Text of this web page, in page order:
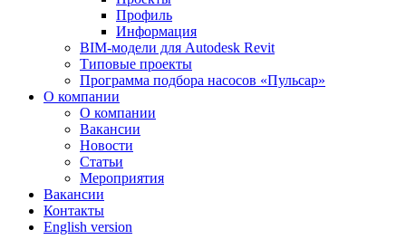
Профиль
Информация
BIM-модели для Autodesk Revit
Типовые проекты
Программа подбора насосов «Пульсар»
О компании
О компании
Вакансии
Новости
Статьи
Мероприятия
Вакансии
Контакты
English version